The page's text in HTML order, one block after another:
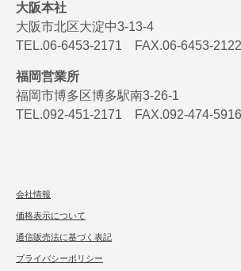
大阪本社
大阪市北区大淀中3-13-4
TEL.06-6453-2171 FAX.06-6453-2122
福岡営業所
福岡市博多区博多駅南3-26-1
TEL.092-451-2171 FAX.092-474-5916
会社情報
価格表示について
通信販売法に基づく表記
プライバシーポリシー